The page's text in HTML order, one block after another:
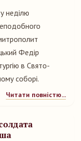
неділю
Федір
в Свято-
соборі.
Читати повністю...